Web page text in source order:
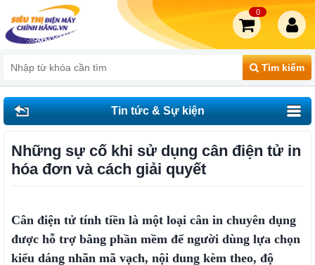
Tìm kiếm
0
Tin tức & Sự kiện
Những sự cố khi sử dụng cân điện tử in
hóa đơn và cách giải quyết
Cân điện tử tính tiền là một loại cân in chuyên dụng
được hỗ trợ bằng phần mềm để người dùng lựa chọn
kiểu dáng nhãn mã vạch, nội dung kèm theo, độ